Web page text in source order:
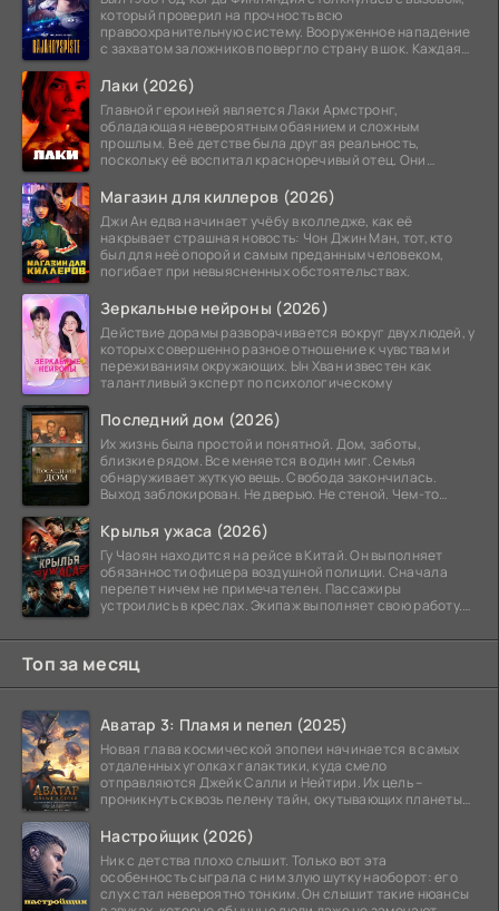
который проверил на прочность всю
правоохранительную систему. Вооруженное нападение
с захватом заложников повергло страну в шок. Каждая
Лаки (2026)
Главной героиней является Лаки Армстронг,
обладающая невероятным обаянием и сложным
прошлым. В её детстве была другая реальность,
поскольку её воспитал красноречивый отец. Они
Магазин для киллеров (2026)
Джи Ан едва начинает учёбу в колледже, как её
накрывает страшная новость: Чон Джин Ман, тот, кто
был для неё опорой и самым преданным человеком,
погибает при невыясненных обстоятельствах.
Зеркальные нейроны (2026)
Действие дорамы разворачивается вокруг двух людей, у
которых совершенно разное отношение к чувствам и
переживаниям окружающих. Ын Хван известен как
талантливый эксперт по психологическому
Последний дом (2026)
Их жизнь была простой и понятной. Дом, заботы,
близкие рядом. Все меняется в один миг. Семья
обнаруживает жуткую вещь. Свобода закончилась.
Выход заблокирован. Не дверью. Не стеной. Чем-то
Крылья ужаса (2026)
Гу Чаоян находится на рейсе в Китай. Он выполняет
обязанности офицера воздушной полиции. Сначала
перелет ничем не примечателен. Пассажиры
устроились в креслах. Экипаж выполняет свою работу.
Топ за месяц
Аватар 3: Пламя и пепел (2025)
Новая глава космической эпопеи начинается в самых
отдаленных уголках галактики, куда смело
отправляются Джейк Салли и Нейтири. Их цель –
проникнуть сквозь пелену тайн, окутывающих планеты
Настройщик (2026)
Ник с детства плохо слышит. Только вот эта
особенность сыграла с ним злую шутку наоборот: его
слух стал невероятно тонким. Он слышит такие нюансы